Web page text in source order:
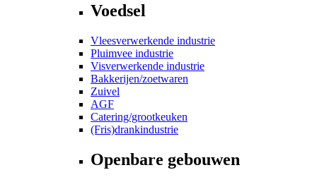
Voedsel
Vleesverwerkende industrie
Pluimvee industrie
Visverwerkende industrie
Bakkerijen/zoetwaren
Zuivel
AGF
Catering/grootkeuken
(Fris)drankindustrie
Openbare gebouwen